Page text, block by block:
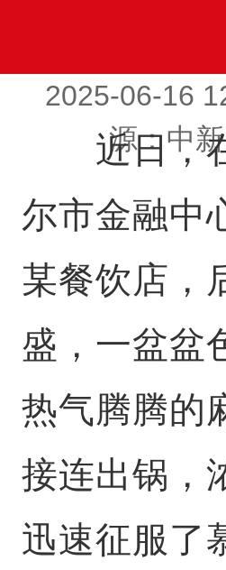
2025-06-16
源：中
近日，
尔市金融中
某餐饮店，
盛，一盆盆
热气腾腾的
接连出锅，
迅速征服了